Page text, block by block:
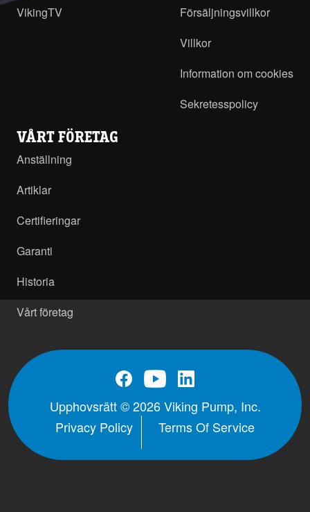
VikingTV
Försäljningsvillkor
Villkor
Information om cookies
Sekretesspolicy
VÅRT FÖRETAG
Anställning
Artiklar
Certifieringar
Garanti
Historia
Vårt företag
Upphovsrätt © 2026 Viking Pump, Inc.
Privacy Policy
Terms Of Service